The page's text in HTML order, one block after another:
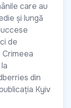
care au
și lungă
de
din
Kyiv